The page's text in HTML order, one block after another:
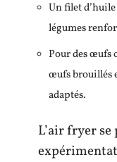
Un filet
légumes
Pour des œufs
œufs brouillés
adaptés.
L’air fryer